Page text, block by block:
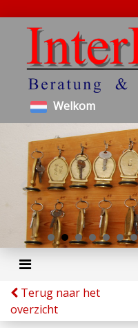
Welkom
Terug naar het
overzicht